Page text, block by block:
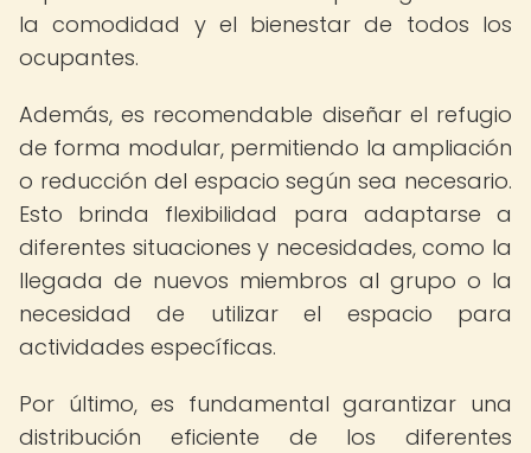
la comodidad y el bienestar de todos los
ocupantes.
Además, es recomendable diseñar el refugio
de forma modular, permitiendo la ampliación
o reducción del espacio según sea necesario.
Esto brinda flexibilidad para adaptarse a
diferentes situaciones y necesidades, como la
llegada de nuevos miembros al grupo o la
necesidad de utilizar el espacio para
actividades específicas.
Por último, es fundamental garantizar una
distribución eficiente de los diferentes